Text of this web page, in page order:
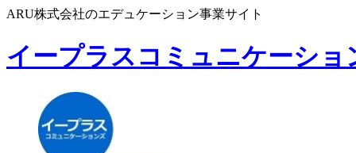
ARU株式会社のエデュケーション事業サイト
イープラスコミュニケーショ